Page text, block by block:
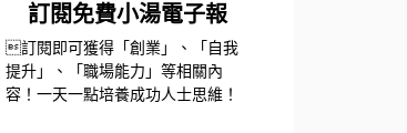
訂閱免費小湯電子報
訂閱即可獲得「創業」、「自我
提升」、「職場能力」等相關內
容！一天一點培養成功人士思維！